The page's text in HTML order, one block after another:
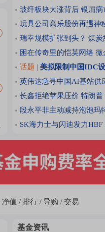
玻纤板块大涨背后 银屑病
玩具公司高乐股份再遇神
瑞幸规模扩张到头？ 煤炭
困在传奇里的恺英网络 微
话题 | 美拟限制中国IDC
英伟达急寻中国AI基站供
长鑫拒绝苹果压价 特朗普
段永平非主动减持泡泡玛
SK海力士与闪迪发力HBF
净值 排行 导购 交易
基金资讯